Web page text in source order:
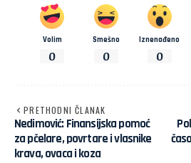
Volim
0
Smešno
0
Iznenađeno
0
PRETHODNI ČLANAK
Nedimović: Finansijska pomoć
za pčelare, povrtare i vlasnike
krava, ovaca i koza